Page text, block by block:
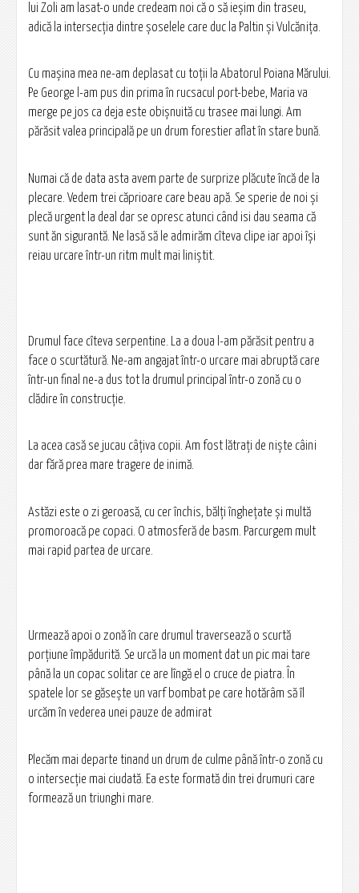
lui Zoli am lasat-o unde credeam noi că o să ieșim din traseu,
adică la intersecția dintre șoselele care duc la Paltin și Vulcănița.
Cu mașina mea ne-am deplasat cu toții la Abatorul Poiana Mărului.
Pe George l-am pus din prima în rucsacul port-bebe, Maria va
merge pe jos ca deja este obișnuită cu trasee mai lungi. Am
părăsit valea principală pe un drum forestier aflat în stare bună.
Numai că de data asta avem parte de surprize plăcute încă de la
plecare. Vedem trei căprioare care beau apă. Se sperie de noi și
plecă urgent la deal dar se opresc atunci când isi dau seama că
sunt ăn sigurantă. Ne lasă să le admirăm cîteva clipe iar apoi își
reiau urcare într-un ritm mult mai liniștit.
Drumul face cîteva serpentine. La a doua l-am părăsit pentru a
face o scurtătură. Ne-am angajat într-o urcare mai abruptă care
într-un final ne-a dus tot la drumul principal într-o zonă cu o
clădire în construcție.
La acea casă se jucau câțiva copii. Am fost lătrați de niște câini
dar fără prea mare tragere de inimă.
Astăzi este o zi geroasă, cu cer închis, bălți înghețate și multă
promoroacă pe copaci. O atmosferă de basm. Parcurgem mult
mai rapid partea de urcare.
Urmează apoi o zonă în care drumul traversează o scurtă
porțiune împădurită. Se urcă la un moment dat un pic mai tare
până la un copac solitar ce are lîngă el o cruce de piatra. În
spatele lor se găsește un varf bombat pe care hotărâm să îl
urcăm în vederea unei pauze de admirat
Plecăm mai departe tinand un drum de culme până într-o zonă cu
o intersecție mai ciudată. Ea este formată din trei drumuri care
formează un triunghi mare.